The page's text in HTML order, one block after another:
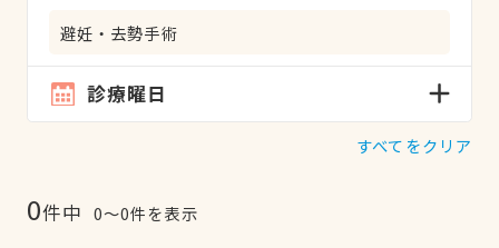
避妊・去勢手術
診療曜日
すべてをクリア
0件中 0〜0件を表示